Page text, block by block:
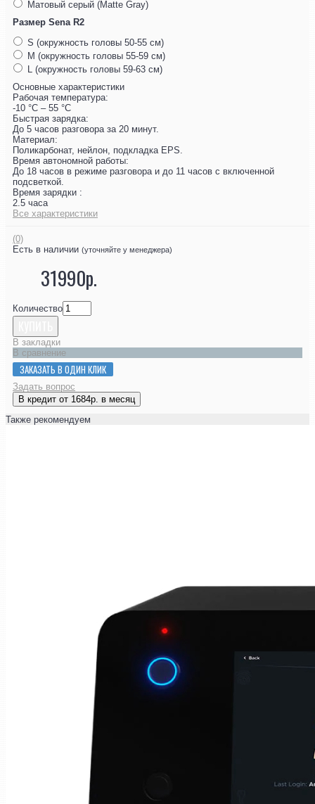
Матовый серый (Matte Gray)
Размер Sena R2
S (окружность головы 50-55 см)
M (окружность головы 55-59 см)
L (окружность головы 59-63 см)
Основные характеристики
Рабочая температура:
-10 °C – 55 °C
Быстрая зарядка:
До 5 часов разговора за 20 минут.
Материал:
Поликарбонат, нейлон, подкладка EPS.
Время автономной работы:
До 18 часов в режиме разговора и до 11 часов с включенной
подсветкой.
Время зарядки :
2.5 часа
Все характеристики
(0)
Есть в наличии (уточняйте у менеджера)
31990р.
Количество
В закладки
В сравнение
ЗАКАЗАТЬ В ОДИН КЛИК
Задать вопрос
В кредит от 1684р. в месяц
Также рекомендуем